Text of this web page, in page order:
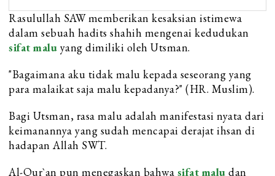
Rasulullah SAW memberikan kesaksian istimewa
dalam sebuah hadits shahih mengenai kedudukan
sifat malu yang dimiliki oleh Utsman.
"Bagaimana aku tidak malu kepada seseorang yang
para malaikat saja malu kepadanya?" (HR. Muslim).
Bagi Utsman, rasa malu adalah manifestasi nyata dari
keimanannya yang sudah mencapai derajat ihsan di
hadapan Allah SWT.
Al-Qur`an pun menegaskan bahwa sifat malu dan